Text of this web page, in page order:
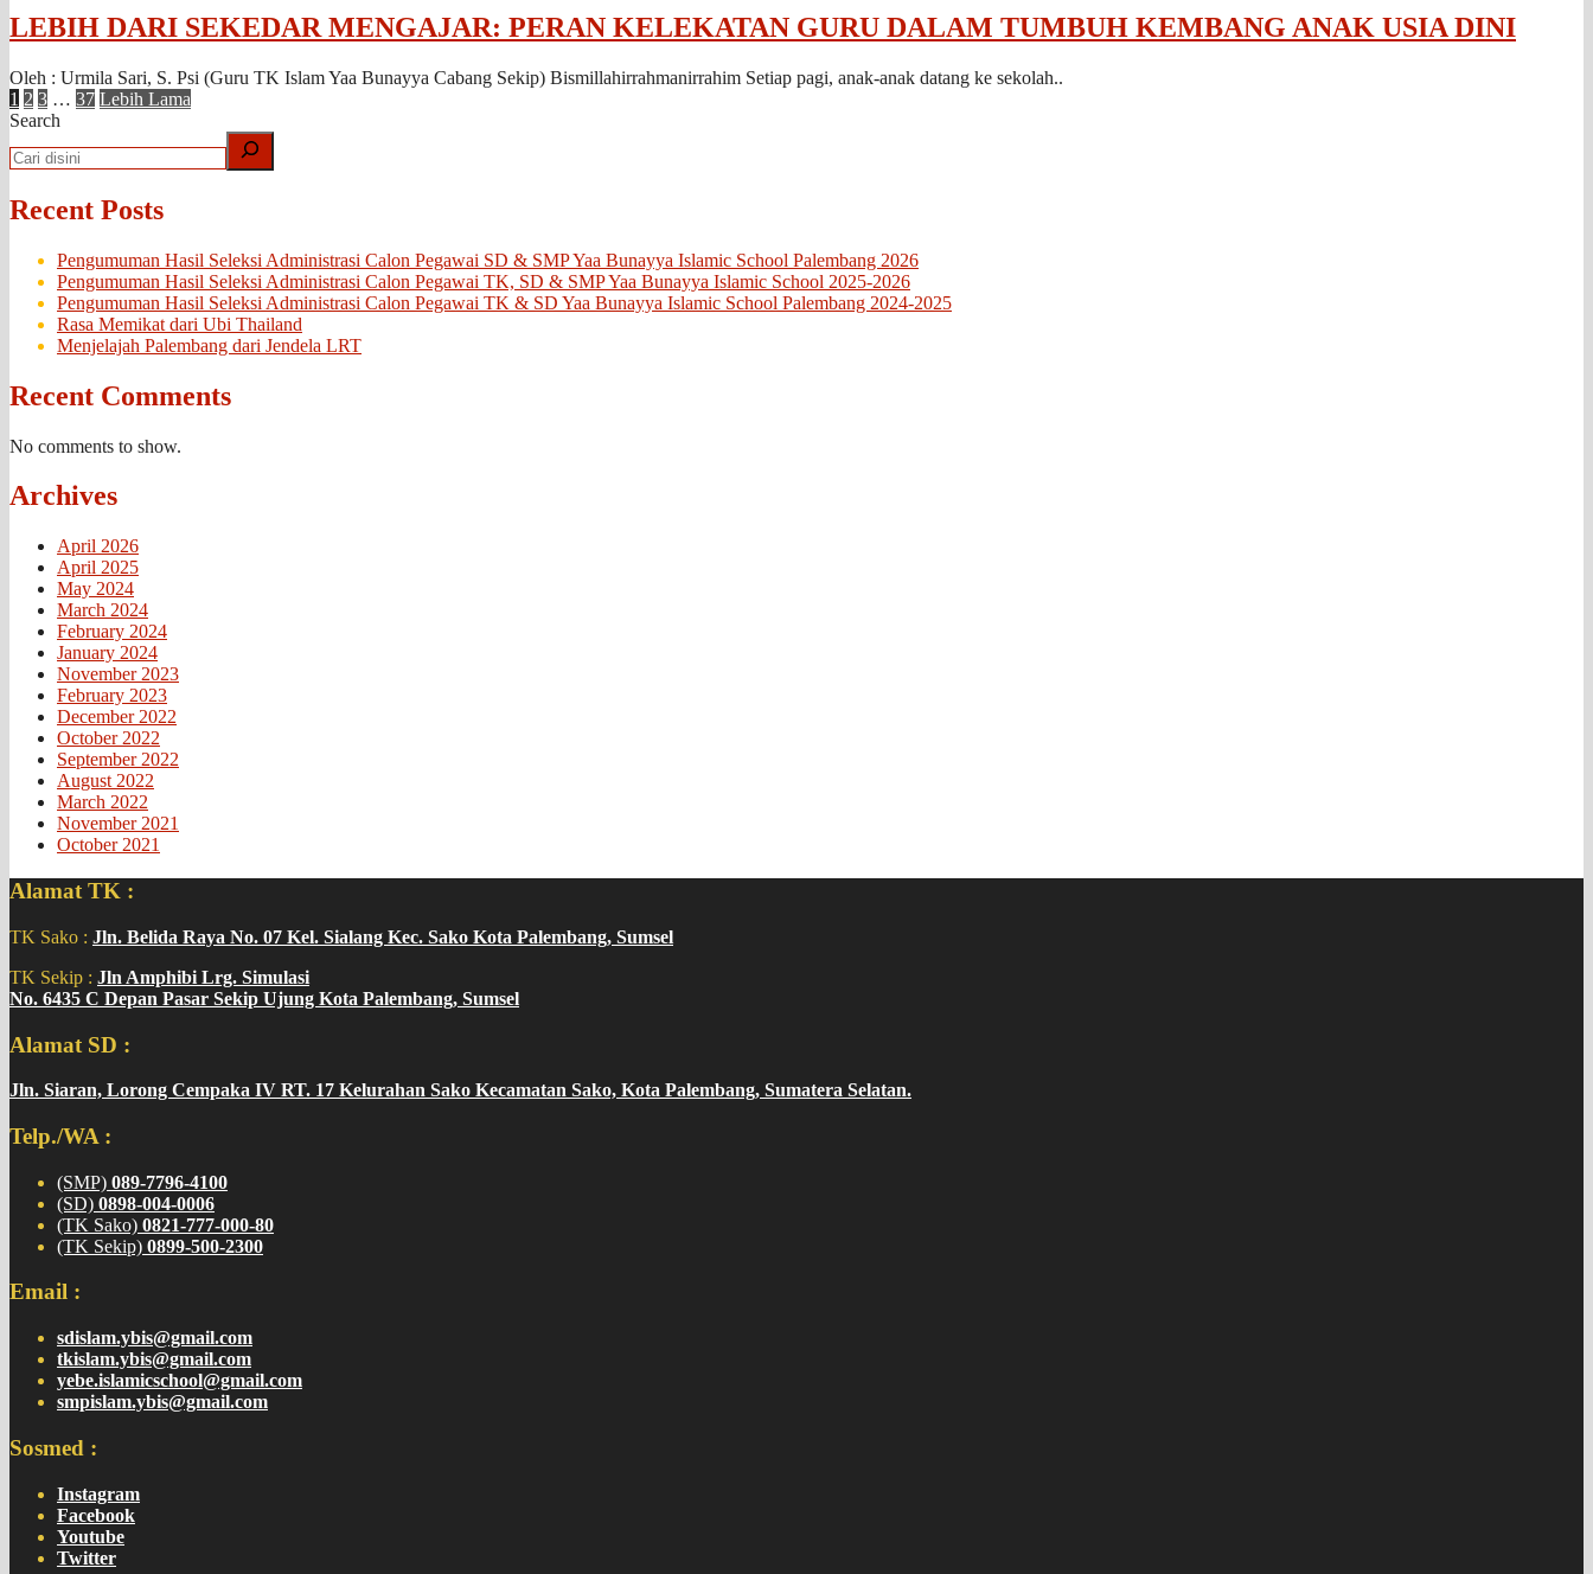
LEBIH DARI SEKEDAR MENGAJAR: PERAN KELEKATAN GURU DALAM TUMBUH KEMBANG ANAK USIA DINI
Oleh : Urmila Sari, S. Psi (Guru TK Islam Yaa Bunayya Cabang Sekip) Bismillahirrahmanirrahim Setiap pagi, anak-anak datang ke sekolah..
1 2 3 … 37 Lebih Lama
Search
Recent Posts
Pengumuman Hasil Seleksi Administrasi Calon Pegawai SD & SMP Yaa Bunayya Islamic School Palembang 2026
Pengumuman Hasil Seleksi Administrasi Calon Pegawai TK, SD & SMP Yaa Bunayya Islamic School 2025-2026
Pengumuman Hasil Seleksi Administrasi Calon Pegawai TK & SD Yaa Bunayya Islamic School Palembang 2024-2025
Rasa Memikat dari Ubi Thailand
Menjelajah Palembang dari Jendela LRT
Recent Comments
No comments to show.
Archives
April 2026
April 2025
May 2024
March 2024
February 2024
January 2024
November 2023
February 2023
December 2022
October 2022
September 2022
August 2022
March 2022
November 2021
October 2021
Alamat TK :
TK Sako : Jln. Belida Raya No. 07 Kel. Sialang Kec. Sako Kota Palembang, Sumsel
TK Sekip : Jln Amphibi Lrg. Simulasi
No. 6435 C Depan Pasar Sekip Ujung Kota Palembang, Sumsel
Alamat SD :
Jln. Siaran, Lorong Cempaka IV RT. 17 Kelurahan Sako Kecamatan Sako, Kota Palembang, Sumatera Selatan.
Telp./WA :
(SMP) 089-7796-4100
(SD) 0898-004-0006
(TK Sako) 0821-777-000-80
(TK Sekip) 0899-500-2300
Email :
sdislam.ybis@gmail.com
tkislam.ybis@gmail.com
yebe.islamicschool@gmail.com
smpislam.ybis@gmail.com
Sosmed :
Instagram
Facebook
Youtube
Twitter